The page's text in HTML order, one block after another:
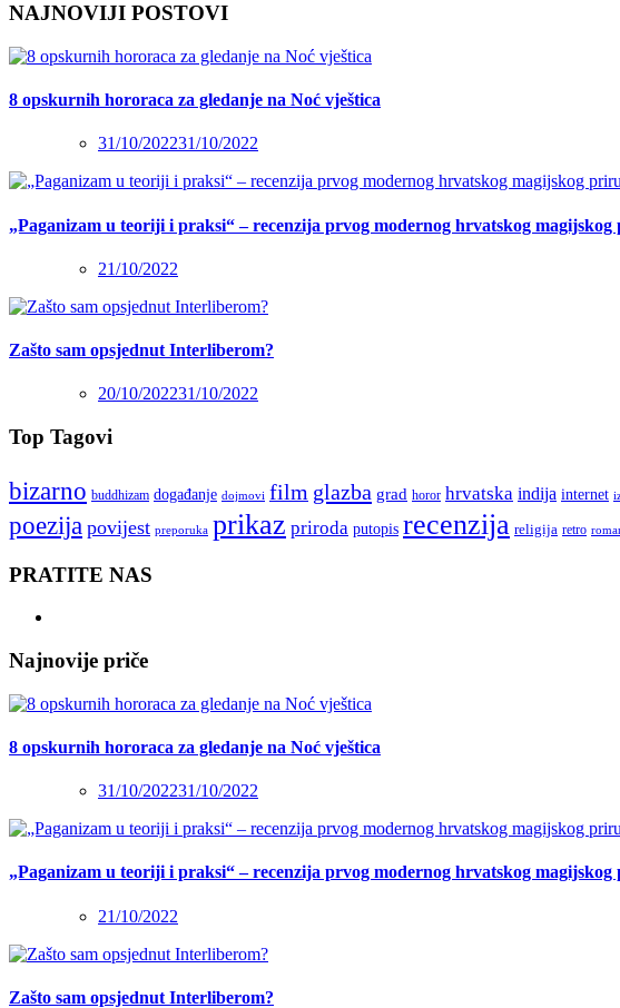
NAJNOVIJI POSTOVI
8 opskurnih hororaca za gledanje na Noć vještica
31/10/202231/10/2022
„Paganizam u teoriji i praksi“ – recenzija prvog modernog hrvatskog
21/10/2022
Zašto sam opsjednut Interliberom?
20/10/202231/10/2022
Top Tagovi
bizarno buddhizam događanje dojmovi film glazba grad horor hrvatska indija internet
poezija povijest preporuka prikaz priroda putopis recenzija religija retro
PRATITE NAS
Najnovije priče
8 opskurnih hororaca za gledanje na Noć vještica
31/10/202231/10/2022
„Paganizam u teoriji i praksi“ – recenzija prvog modernog hrvatskog
21/10/2022
Zašto sam opsjednut Interliberom?